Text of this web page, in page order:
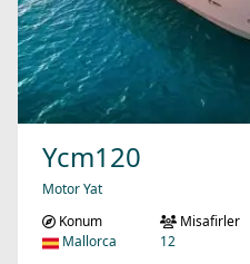
Ycm120
Motor Yat
Konum
Mallorca
Misafirler
12